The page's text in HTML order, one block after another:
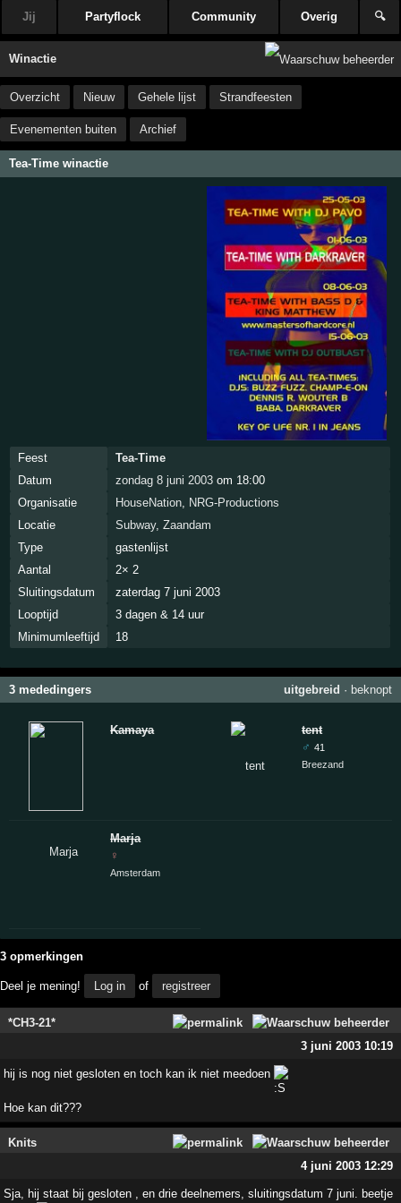
Jij Partyflock Community Overig 🔍
Winactie
Overzicht Nieuw Gehele lijst Strandfeesten
Evenementen buiten Archief
Tea-Time winactie
Feest
Tea-Time
Datum
zondag 8 juni 2003om 18:00
Organisatie
HouseNation, NRG-Productions
Locatie
Subway, Zaandam
Type
gastenlijst
Aantal
2× 2
Sluitingsdatum
zaterdag 7 juni 2003
Looptijd
3 dagen & 14 uur
Minimumleeftijd
18
3 mededingers uitgebreid · beknopt
Kamaya
Marja
♀
Amsterdam
tent
♂ 41
Breezand
3 opmerkingen
Deel je mening! Log in of registreer
*CH3-21*
3 juni 2003 10:19
hij is nog niet gesloten en toch kan ik niet meedoen
Hoe kan dit???
Knits
4 juni 2003 12:29
Sja, hij staat bij gesloten , en drie deelnemers, sluitingsdatum 7 juni. beetje